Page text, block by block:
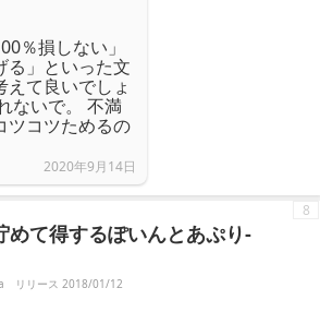
％損しない」
る」といった文
て良いでしょ
ないで。 不満
ツコツためるの
2020年9月14日
めて得するぽいんとあぷり-
リリース 2018/01/12
8